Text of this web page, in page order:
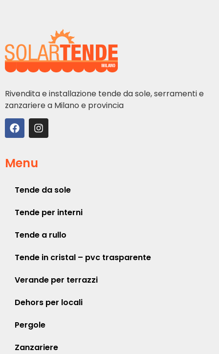
Rivendita e installazione tende da sole, serramenti e
zanzariere a Milano e provincia
Menu
Tende da sole
Tende per interni
Tende a rullo
Tende in cristal – pvc trasparente
Verande per terrazzi
Dehors per locali
Pergole
Zanzariere